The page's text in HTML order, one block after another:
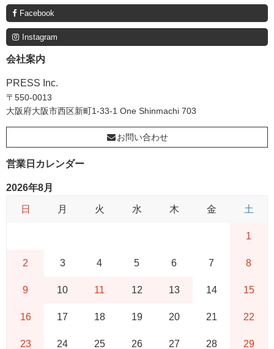
Facebook
Instagram
会社案内
PRESS Inc.
〒550-0013
大阪府大阪市西区新町1-33-1 One Shinmachi 703
お問い合わせ
営業日カレンダー
2026年8月
日 月 火 水 木 金 土
1
2 3 4 5 6 7 8
9 10 11 12 13 14 15
16 17 18 19 20 21 22
23 24 25 26 27 28 29